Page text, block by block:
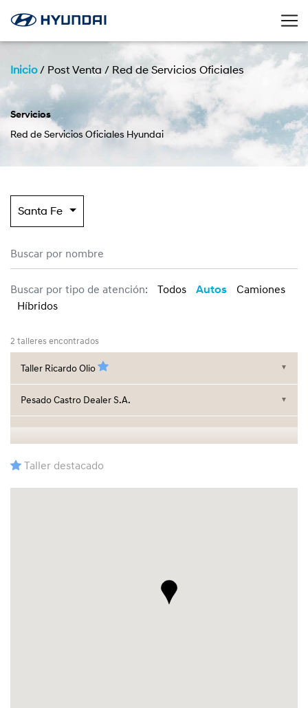
Inicio/ Post Venta / Red de Servicios Oficiales
Servicios
Red de Servicios Oficiales Hyundai
Santa Fe
Buscar por tipo de atención: Todos Autos
Camiones
Híbridos
2 talleres encontrados
Taller Ricardo Olio ▼
Pesado Castro Dealer S.A. ▼
Taller destacado